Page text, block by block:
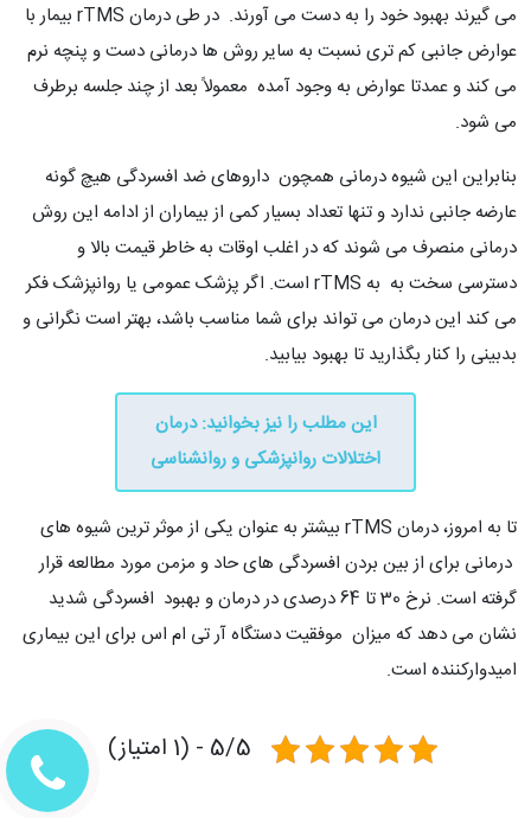
می گیرند بهبود خود را به دست می آورند. در طی درمان rTMS بیمار با
عوارض جانبی کم تری نسبت به سایر روش ها درمانی دست و پنچه نرم
می کند و عمدتا عوارض به وجود آمده معمولاً بعد از چند جلسه برطرف
می شود.
بنابراین این شیوه درمانی همچون داروهای ضد افسردگی هیچ گونه
عارضه جانبی ندارد و تنها تعداد بسیار کمی از بیماران از ادامه این روش
درمانی منصرف می شوند که در اغلب اوقات به خاطر قیمت بالا و
دسترسی سخت به به rTMS است. اگر پزشک عمومی یا روانپزشک فکر
می کند این درمان می تواند برای شما مناسب باشد، بهتر است نگرانی و
بدبینی را کنار بگذارید تا بهبود بیابید.
این مطلب را نیز بخوانید: درمان
اختلالات روانپزشکی و روانشناسی
تا به امروز، درمان rTMS بیشتر به عنوان یکی از موثر ترین شیوه های
درمانی برای از بین بردن افسردگی های حاد و مزمن مورد مطالعه قرار
گرفته است. نرخ 30 تا 64 درصدی در درمان و بهبود افسردگی شدید
نشان می دهد که میزان موفقیت دستگاه آر تی ام اس برای این بیماری
امیدوارکننده است.
5/5 - (1 امتیاز)